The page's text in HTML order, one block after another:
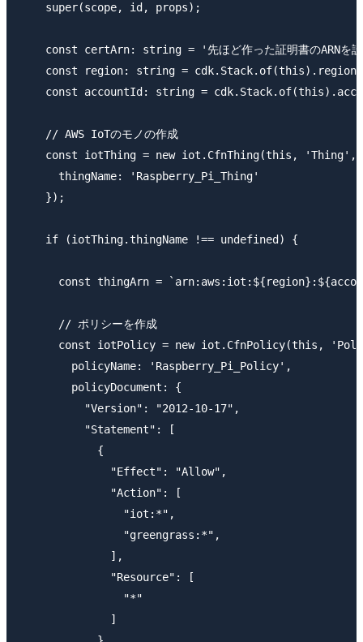
    super(scope, id, props);
const certArn: string = '先ほど作った証明書のARNを
    const region: string = cdk.Stack.of(this).region;
const accountId: string =
    // AWS IoTのモノの作成
const iotThing = new iot.CfnThing(this, 'Thing',
      thingName: 'Raspberry_Pi_Thing'
    });
    if (iotThing.thingName !== undefined) {
const thingArn =
      // ポリシーを作成
const iotPolicy = new iot.CfnPolicy(this,
        policyName: 'Raspberry_Pi_Policy',
        policyDocument: {
          "Version": "2012-10-17",
          "Statement": [
            {
              "Effect": "Allow",
              "Action": [
                "iot:*",
                "greengrass:*",
              ],
              "Resource": [
                "*"
              ]